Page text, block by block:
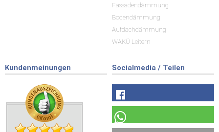
Fassadendämmung
Bodendämmung
Aufdachdämmung
WAKÜ Leitern
Kundenmeinungen Socialmedia / Teilen